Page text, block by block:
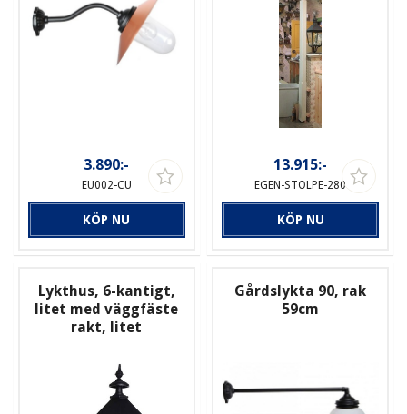
3.890:-
EU002-CU
KÖP NU
13.915:-
EGEN-STOLPE-280
KÖP NU
Lykthus, 6-kantigt,
litet med väggfäste
rakt, litet
Gårdslykta 90, rak
59cm